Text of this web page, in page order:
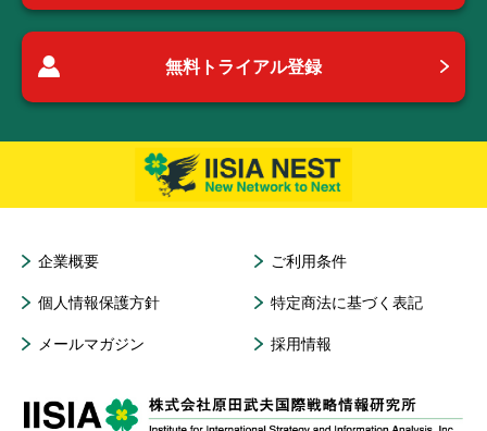
無料トライアル登録
企業概要 ご利用条件
個人情報保護方針 特定商法に基づく表記
メールマガジン 採用情報